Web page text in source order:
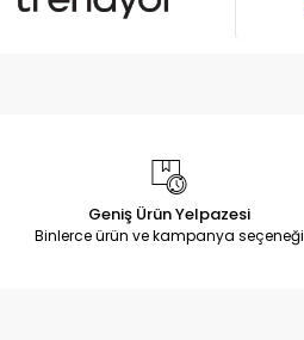
Geniş Ürün Yelpazesi
Binlerce ürün ve kampanya seçeneği